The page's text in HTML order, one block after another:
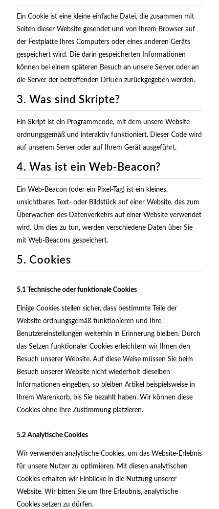
Ein Cookie ist eine kleine einfache Datei, die zusammen mit
Seiten dieser Website gesendet und von Ihrem Browser auf
der Festplatte Ihres Computers oder eines anderen Geräts
gespeichert wird. Die darin gespeicherten Informationen
können bei einem späteren Besuch an unsere Server oder an
die Server der betreffenden Dritten zurückgegeben werden.
3. Was sind Skripte?
Ein Skript ist ein Programmcode, mit dem unsere Website
ordnungsgemäß und interaktiv funktioniert. Dieser Code wird
auf unserem Server oder auf Ihrem Gerät ausgeführt.
4. Was ist ein Web-Beacon?
Ein Web-Beacon (oder ein Pixel-Tag) ist ein kleines,
unsichtbares Text- oder Bildstück auf einer Website, das zum
Überwachen des Datenverkehrs auf einer Website verwendet
wird. Um dies zu tun, werden verschiedene Daten über Sie
mit Web-Beacons gespeichert.
5. Cookies
5.1 Technische oder funktionale Cookies
Einige Cookies stellen sicher, dass bestimmte Teile der
Website ordnungsgemäß funktionieren und Ihre
Benutzereinstellungen weiterhin in Erinnerung bleiben. Durch
das Setzen funktionaler Cookies erleichtern wir Ihnen den
Besuch unserer Website. Auf diese Weise müssen Sie beim
Besuch unserer Website nicht wiederholt dieselben
Informationen eingeben, so bleiben Artikel beispielsweise in
Ihrem Warenkorb, bis Sie bezahlt haben. Wir können diese
Cookies ohne Ihre Zustimmung platzieren.
5.2 Analytische Cookies
Wir verwenden analytische Cookies, um das Website-Erlebnis
für unsere Nutzer zu optimieren. Mit diesen analytischen
Cookies erhalten wir Einblicke in die Nutzung unserer
Website. Wir bitten Sie um Ihre Erlaubnis, analytische
Cookies setzen zu dürfen.